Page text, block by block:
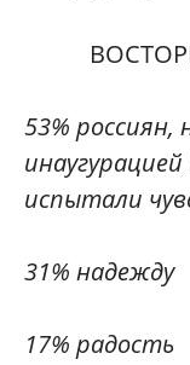
53%
испытали
31% надежду
17% радость